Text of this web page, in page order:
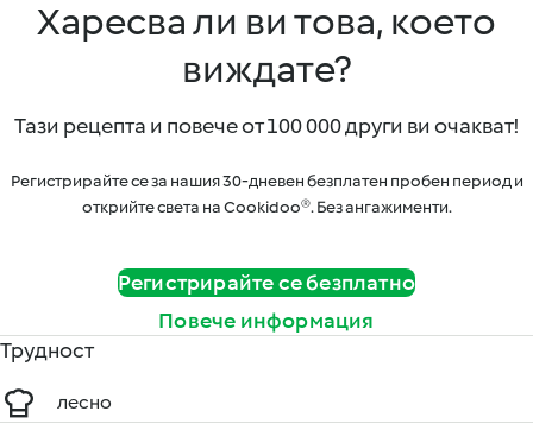
Харесва ли ви това, което
виждате?
Тази рецепта и повече от 100 000 други ви очакват!
Регистрирайте се за нашия 30-дневен безплатен пробен период и
открийте света на Cookidoo®. Без ангажименти.
Регистрирайте се безплатно
Повече информация
Трудност
лесно